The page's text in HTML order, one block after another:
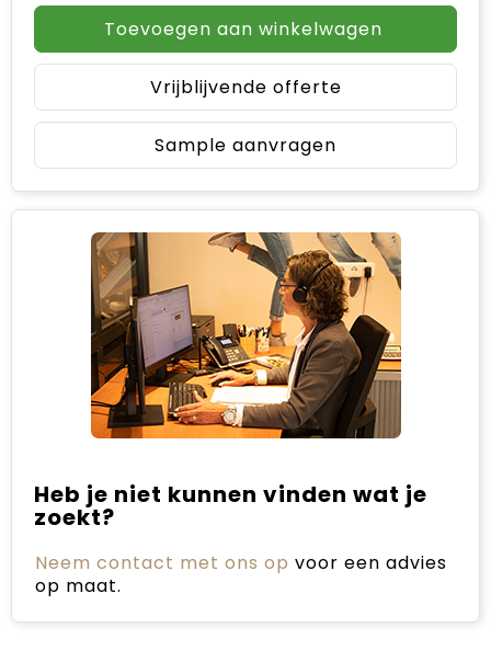
Toevoegen aan winkelwagen
Vrijblijvende offerte
Sample aanvragen
Heb je niet kunnen vinden wat je
zoekt?
Neem contact met ons op voor een advies
op maat.